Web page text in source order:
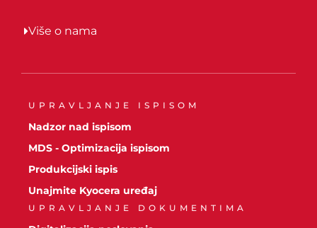
Više o nama
UPRAVLJANJE ISPISOM
Nadzor nad ispisom
MDS - Optimizacija ispisom
Produkcijski ispis
Unajmite Kyocera uređaj
UPRAVLJANJE DOKUMENTIMA